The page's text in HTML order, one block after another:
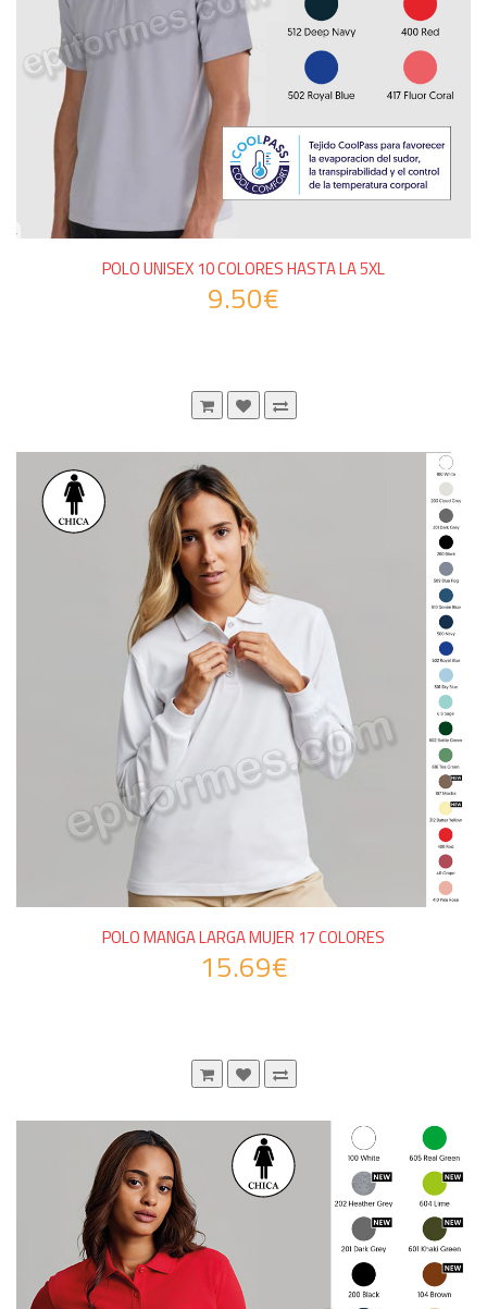
POLO UNISEX 10 COLORES HASTA LA 5XL
9.50€
POLO MANGA LARGA MUJER 17 COLORES
15.69€